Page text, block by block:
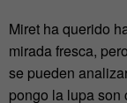
Miret ha querido
mirada fresca,
se pueden
pongo la lupa son